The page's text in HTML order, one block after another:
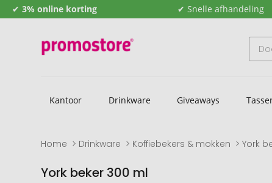
✔ 3% online korting ✔ Snelle afhandeling
Kantoor Drinkware Giveaways
Home Drinkware Koffiebekers & mokken York
York beker 300 ml